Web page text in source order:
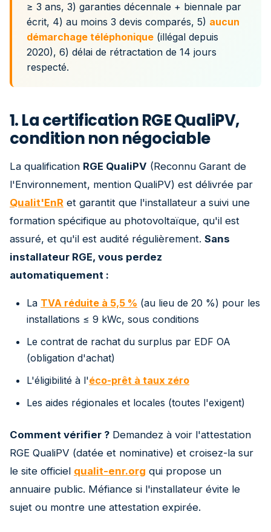
≥ 3 ans, 3) garanties décennale + biennale par
écrit, 4) au moins 3 devis comparés, 5) aucun
démarchage téléphonique (illégal depuis
2020), 6) délai de rétractation de 14 jours
respecté.
1. La certification RGE QualiPV,
condition non négociable
La qualification RGE QualiPV (Reconnu Garant de
l'Environnement, mention QualiPV) est délivrée par
Qualit'EnR et garantit que l'installateur a suivi une
formation spécifique au photovoltaïque, qu'il est
assuré, et qu'il est audité régulièrement. Sans
installateur RGE, vous perdez
automatiquement :
La TVA réduite à 5,5 % (au lieu de 20 %) pour les
installations ≤ 9 kWc, sous conditions
Le contrat de rachat du surplus par EDF OA
(obligation d'achat)
L'éligibilité à l'éco-prêt à taux zéro
Les aides régionales et locales (toutes l'exigent)
Comment vérifier ? Demandez à voir l'attestation
RGE QualiPV (datée et nominative) et croisez-la sur
le site officiel qualit-enr.org qui propose un
annuaire public. Méfiance si l'installateur évite le
sujet ou montre une attestation expirée.